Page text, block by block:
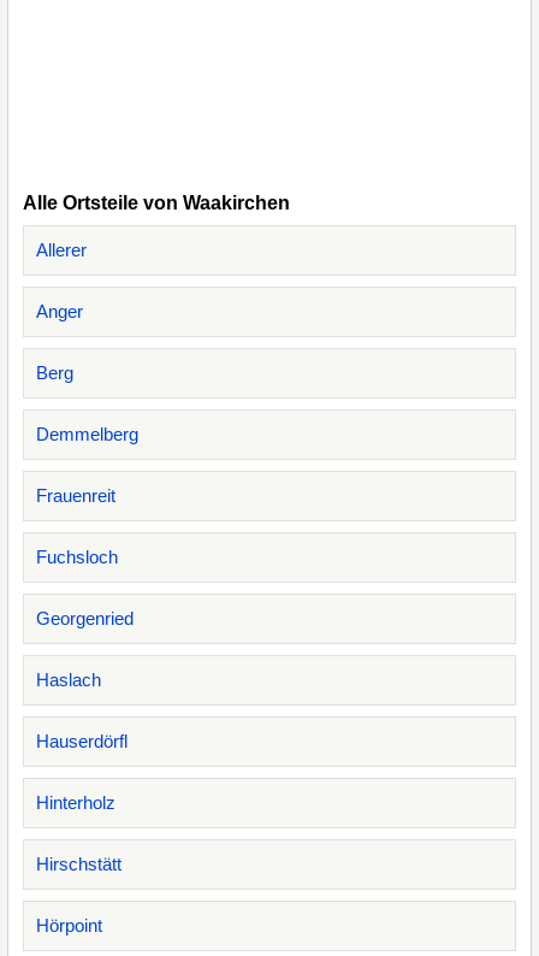
Alle Ortsteile von Waakirchen
Allerer
Anger
Berg
Demmelberg
Frauenreit
Fuchsloch
Georgenried
Haslach
Hauserdörfl
Hinterholz
Hirschstätt
Hörpoint